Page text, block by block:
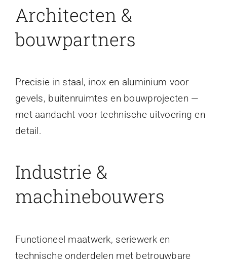
Architecten &
bouwpartners
Precisie in staal, inox en aluminium voor
gevels, buitenruimtes en bouwprojecten —
met aandacht voor technische uitvoering en
detail.
Industrie &
machinebouwers
Functioneel maatwerk, seriewerk en
technische onderdelen met betrouwbare